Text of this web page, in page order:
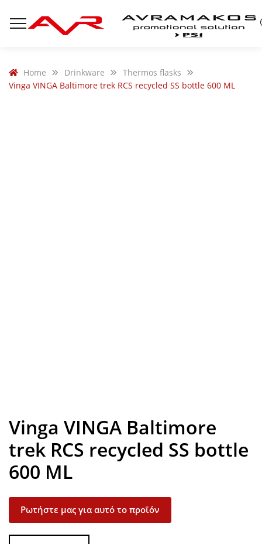
Home Drinkware
Thermos flasks
Vinga VINGA Baltimore trek RCS recycled SS bottle 600 ML
Vinga VINGA Baltimore
trek RCS recycled SS bottle
600 ML
Ρωτήστε μας για αυτό το προϊόν